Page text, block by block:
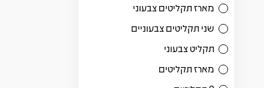
מארז תקליטים צבעוני
שני תקליטים צבעוניים
תקליט צבעוני
מארז תקליטים